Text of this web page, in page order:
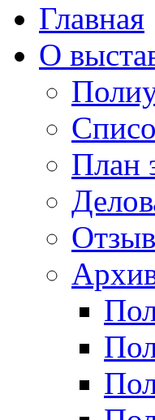
Главная
О
План